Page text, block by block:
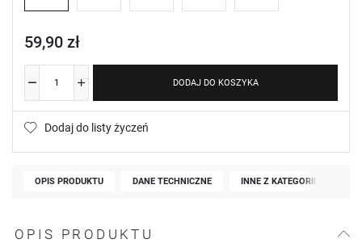
59,90 zł
DODAJ DO KOSZYKA
Dodaj do listy życzeń
OPIS PRODUKTU DANE TECHNICZNE INNE Z KATEGORII
OPIS PRODUKTU